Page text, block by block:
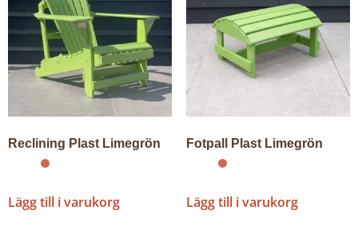
Reclining Plast Limegrön
Lägg till i varukorg
Fotpall Plast Limegrön
Lägg till i varukorg